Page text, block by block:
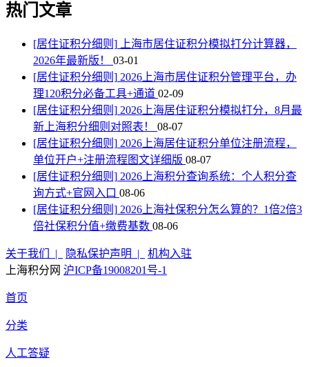
热门文章
[居住证积分细则] 上海市居住证积分模拟打分计算器，
2026年最新版！ 03-01
[居住证积分细则] 2026上海市居住证积分管理平台，办
理120积分必备工具+通道 02-09
[居住证积分细则] 2026上海居住证积分模拟打分，8月最
新上海积分细则对照表！ 08-07
[居住证积分细则] 2026上海居住证积分单位注册流程，
单位开户+注册流程图文详细版 08-07
[居住证积分细则] 2026上海积分查询系统：个人积分查
询方式+官网入口 08-06
[居住证积分细则] 2026上海社保积分怎么算的？1倍2倍3
倍社保积分值+缴费基数 08-06
关于我们 | 隐私保护声明 |
机构入驻
上海积分网 沪ICP备19008201号-1
首页
分类
人工答疑